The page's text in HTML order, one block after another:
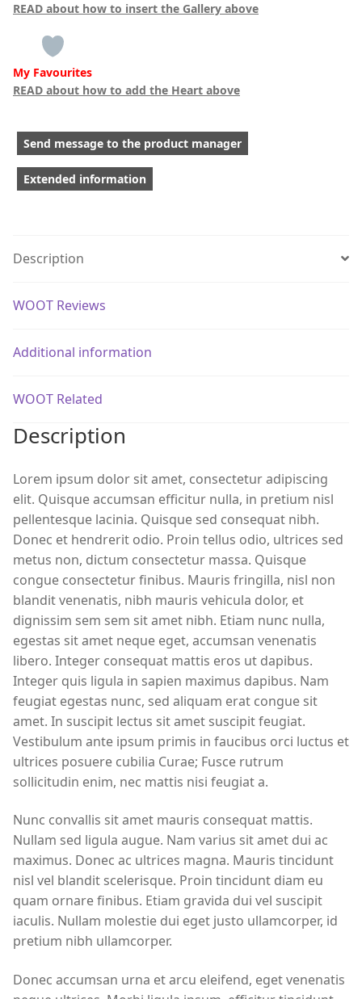
READ about how to insert the Gallery above
My Favourites
READ about how to add the Heart above
Send message to the product manager
Extended information
Description
WOOT Reviews
Additional information
WOOT Related
Description
Lorem ipsum dolor sit amet, consectetur adipiscing
elit. Quisque accumsan efficitur nulla, in pretium nisl
pellentesque lacinia. Quisque sed consequat nibh.
Donec et hendrerit odio. Proin tellus odio, ultrices sed
metus non, dictum consectetur massa. Quisque
congue consectetur finibus. Mauris fringilla, nisl non
blandit venenatis, nibh mauris vehicula dolor, et
dignissim sem sem sit amet nibh. Etiam nunc nulla,
egestas sit amet neque eget, accumsan venenatis
libero. Integer consequat mattis eros ut dapibus.
Integer quis ligula in sapien maximus dapibus. Nam
feugiat egestas nunc, sed aliquam erat congue sit
amet. In suscipit lectus sit amet suscipit feugiat.
Vestibulum ante ipsum primis in faucibus orci luctus et
ultrices posuere cubilia Curae; Fusce rutrum
sollicitudin enim, nec mattis nisi feugiat a.
Nunc convallis sit amet mauris consequat mattis.
Nullam sed ligula augue. Nam varius sit amet dui ac
maximus. Donec ac ultrices magna. Mauris tincidunt
nisl vel blandit scelerisque. Proin tincidunt diam eu
quam ornare finibus. Etiam gravida dui vel suscipit
iaculis. Nullam molestie dui eget justo ullamcorper, id
pretium nibh ullamcorper.
Donec accumsan urna et arcu eleifend, eget venenatis